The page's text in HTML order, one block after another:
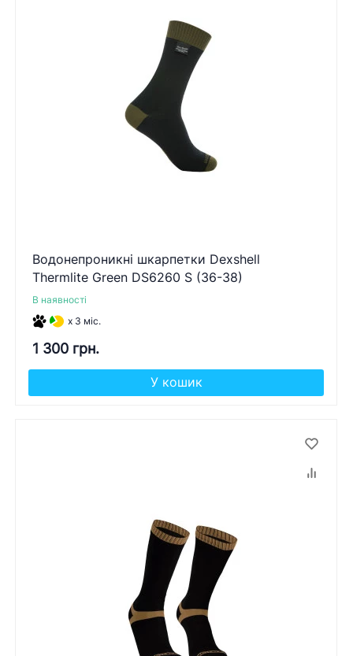
Водонепроникні шкарпетки Dexshell
Thermlite Green DS6260 S (36-38)
В наявності
x 3 міс.
1 300 грн.
У кошик